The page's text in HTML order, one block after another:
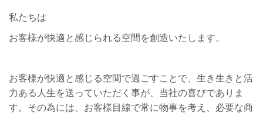
私たちは
お客様が快適と感じられる空間を創造いたします。
お客様が快適と感じる空間で過ごすことで、生き生きと活
力ある人生を送っていただく事が、当社の喜びでありま
す。その為には、お客様目線で常に物事を考え、必要な商